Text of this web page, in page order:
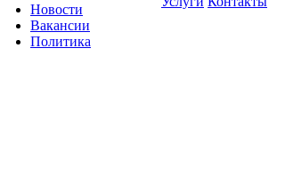
Новости
Вакансии
Политика